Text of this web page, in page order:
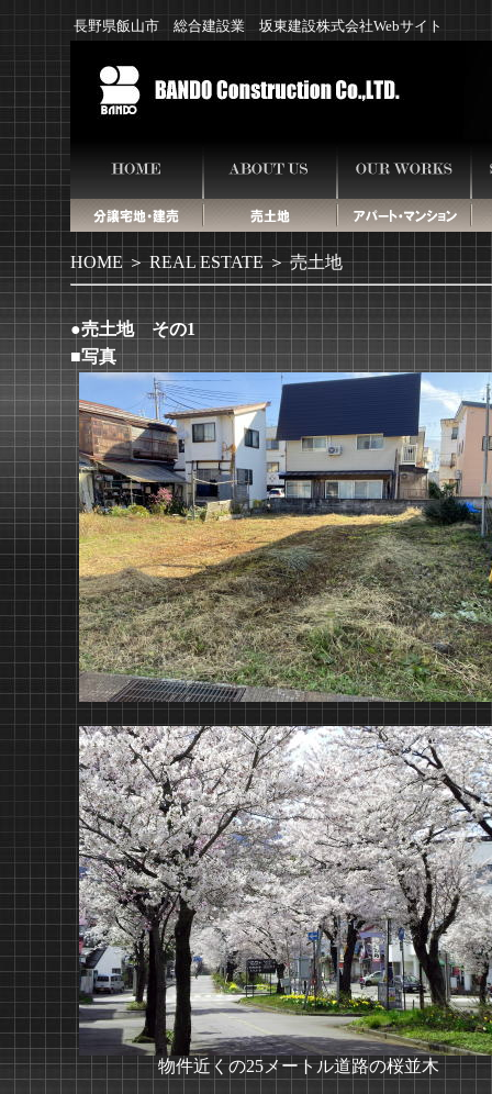
長野県飯山市 総合建設業 坂東建設株式会社Webサイト
HOME＞REAL ESTATE＞ 売土地
●売土地 その1
■写真
物件近くの25メートル道路の桜並木